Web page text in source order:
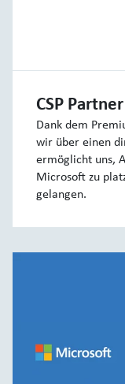
CSP Partner
Dank dem
wir über einen
ermöglicht uns,
Microsoft zu
gelangen.